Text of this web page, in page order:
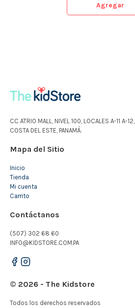
Agregar
CC ATRIO MALL, NIVEL 100, LOCALES A-11 A-12,
COSTA DEL ESTE, PANAMÁ.
Mapa del Sitio
Inicio
Tienda
Mi cuenta
Carrito
Contáctanos
(507) 302 68 60
INFO@KIDSTORE.COM.PA
© 2026 - The Kidstore
Todos los derechos reservados